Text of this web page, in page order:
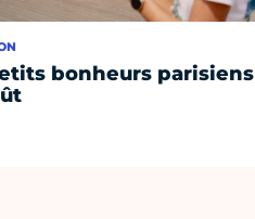
bonheurs parisiens